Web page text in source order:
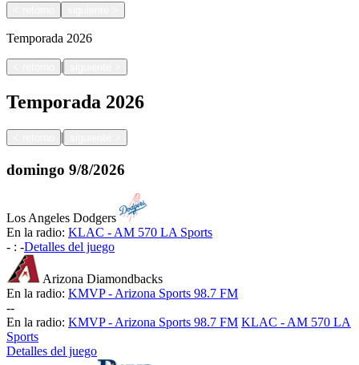
Temporada 2026
|
Temporada 2026
|
domingo 9/8/2026
Los Angeles Dodgers
En la radio: KLAC - AM 570 LA Sports
- : -Detalles del juego
Arizona Diamondbacks
En la radio: KMVP - Arizona Sports 98.7 FM
--
En la radio: KMVP - Arizona Sports 98.7 FM KLAC - AM 570 LA
Sports
Detalles del juego